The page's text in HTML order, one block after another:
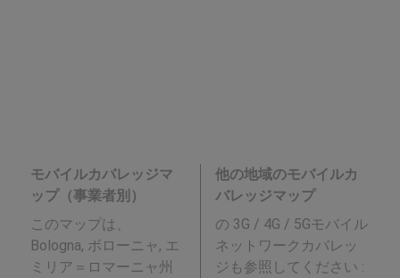
モバイルカバレッジマ
ップ（事業者別）
このマップは、
Bologna, ボローニャ, エ
ミリア＝ロマーニャ州
他の地域のモバイルカ
バレッジマップ
の 3G / 4G / 5Gモバイル
ネットワークカバレッ
ジも参照してください :